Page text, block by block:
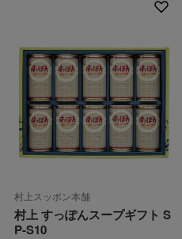
村上スッポン本舗
村上 すっぽんスープギフト S
P-S10